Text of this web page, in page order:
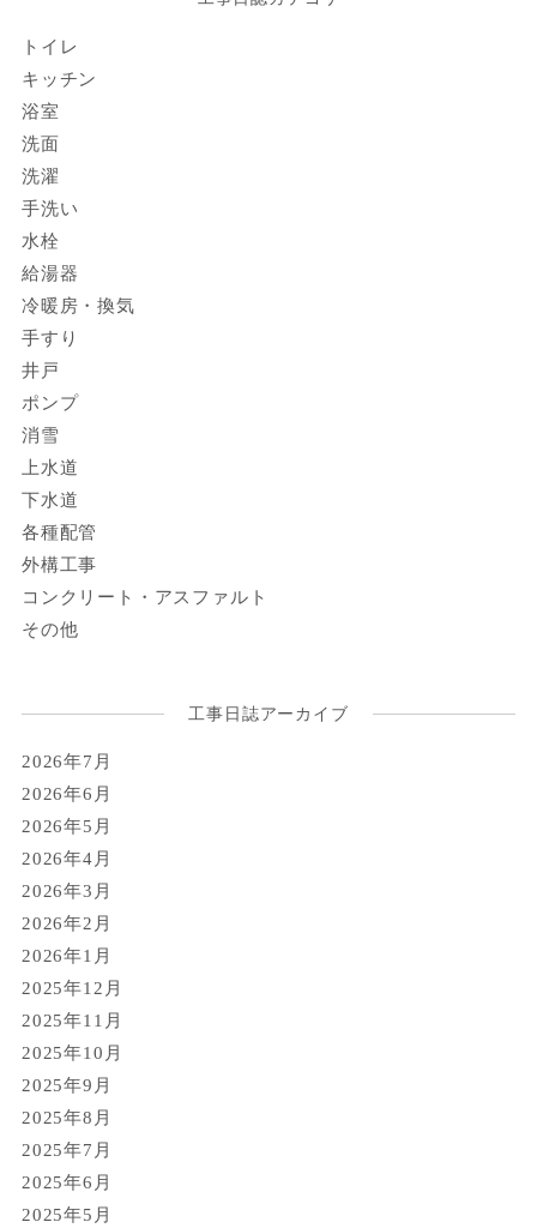
トイレ
キッチン
浴室
洗面
洗濯
手洗い
水栓
給湯器
冷暖房・換気
手すり
井戸
ポンプ
消雪
上水道
下水道
各種配管
外構工事
コンクリート・アスファルト
その他
工事日誌アーカイブ
2026年7月
2026年6月
2026年5月
2026年4月
2026年3月
2026年2月
2026年1月
2025年12月
2025年11月
2025年10月
2025年9月
2025年8月
2025年7月
2025年6月
2025年5月